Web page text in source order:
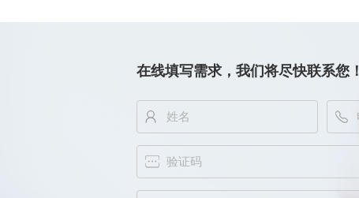
在线填写需求，我们将尽快联系您！